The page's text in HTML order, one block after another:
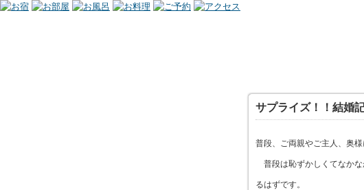
サプライズ！！結婚
普段、ご両親やご主人、奥
普段は恥ずかしくてなかな
るはずです。